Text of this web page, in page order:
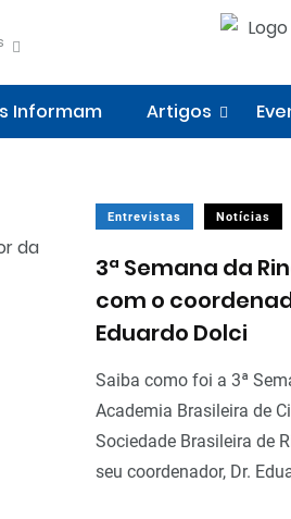
Informam Artigos
Entrevistas Notícias
3ª Semana da
com o
Eduardo Dolci
Saiba como foi a 3ª
Academia Brasileira de
Sociedade Brasileira de
seu coordenador, Dr.